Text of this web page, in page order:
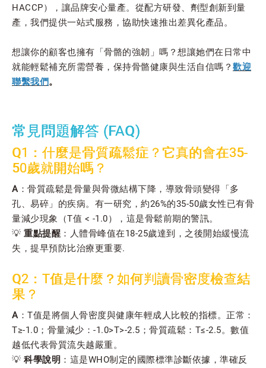
HACCP），讓品牌安心量產。從配方研發、劑型創新到量
產，我們提供一站式服務，協助快速推出差異化產品。
想讓你的顧客也擁有「骨骼的強韌」嗎？想讓她們在日常中
就能輕鬆補充所需營養，保持骨骼健康與生活自信嗎？ 歡迎
聯繫我們。
常見問題解答 (FAQ)
Q1：什麼是骨質疏鬆症？它真的會在35-
50歲就開始嗎？
A：骨質疏鬆是骨量與骨微結構下降，導致骨頭變得「多
孔、易碎」的疾病。有一研究，約26%的35-50歲女性已有骨
量減少現象（T值 < -1.0），這是骨鬆前期的警訊。
💡 重點提醒 ：人體骨峰值在18-25歲達到，之後開始緩慢流
失，提早預防比治療更重要.
Q2：T值是什麼？如何判讀骨密度檢查結
果？
A：T值是將個人骨密度與健康年輕成人比較的指標。正常：
T≥-1.0；骨量減少：-1.0>T>-2.5；骨質疏鬆：T≤-2.5。數值
越低代表骨質流失越嚴重。
💡 科學說明 ：這是WHO制定的國際標準診斷依據，準確反